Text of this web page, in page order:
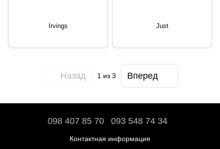
Irvings Just
Назад 1 из 3 Вперед
098 407 85 70 093 548 74 34
Контактная информация